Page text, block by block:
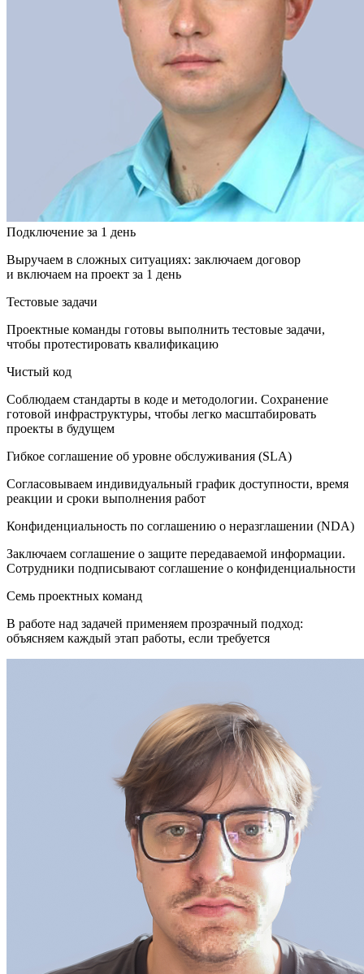
Подключение за 1 день
Выручаем в сложных ситуациях: заключаем договор
и включаем на проект за 1 день
Тестовые задачи
Проектные команды готовы выполнить тестовые задачи,
чтобы протестировать квалификацию
Чистый код
Соблюдаем стандарты в коде и методологии. Сохранение
готовой инфраструктуры, чтобы легко масштабировать
проекты в будущем
Гибкое соглашение об уровне обслуживания (SLA)
Согласовываем индивидуальный график доступности, время
реакции и сроки выполнения работ
Конфиденциальность по соглашению о неразглашении (NDA)
Заключаем соглашение о защите передаваемой информации.
Сотрудники подписывают соглашение о конфиденциальности
Семь проектных команд
В работе над задачей применяем прозрачный подход:
объясняем каждый этап работы, если требуется